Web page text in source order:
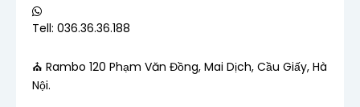
Tell: 036.36.36.188
⛪ Rambo 120 Phạm Văn Đồng, Mai Dịch, Cầu Giấy, Hà
Nội.